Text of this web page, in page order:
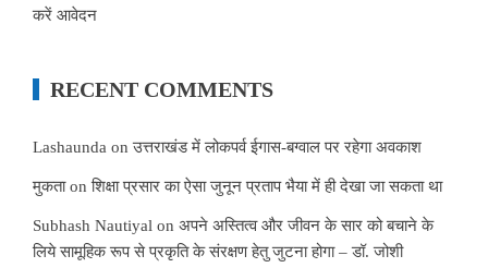
करें आवेदन
RECENT COMMENTS
Lashaunda onउत्तराखंड में लोकपर्व ईगास-बग्वाल पर रहेगा अवकाश
मुकताonशिक्षा प्रसार का ऐसा जुनून प्रताप भैया में ही देखा जा सकता था
Subhash Nautiyal on अपने अस्तित्व और जीवन के सार को बचाने के
लिये सामूहिक रूप से प्रकृति के संरक्षण हेतु जुटना होगा – डॉ. जोशी